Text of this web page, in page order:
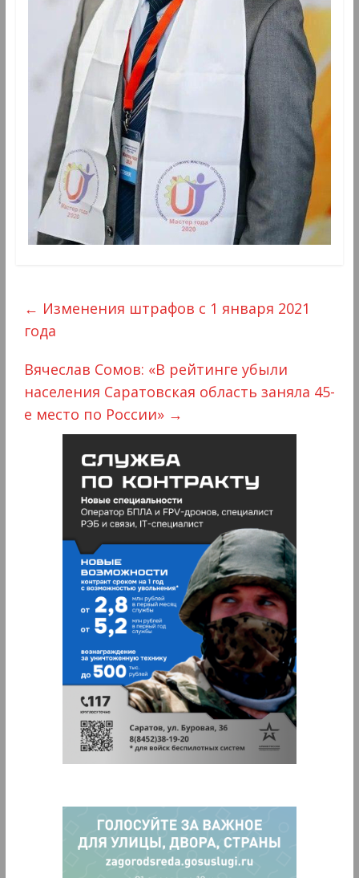
← Изменения штрафов с 1 января 2021
года
Вячеслав Сомов: «В рейтинге убыли
населения Саратовская область заняла 45-
е место по России» →